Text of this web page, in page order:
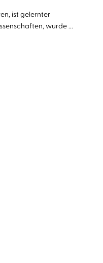
ist gelernter
wurde ...